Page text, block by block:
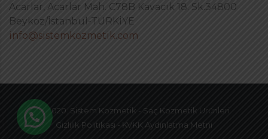
Acarlar, Acarlar Mah. C78B Kavacık 18. Sk.34800
Beykoz/İstanbul-TÜRKİYE
info@sistemkozmetik.com
© 2020. Sistem Kozmetik - Saç Kozmetik Ürünleri
Gizlilik Politikası
KVKK Aydınlatma Metni